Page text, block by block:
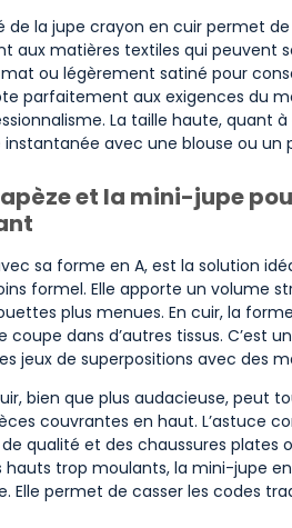
de la jupe crayon en cuir permet
aux matières textiles qui peuvent
mat ou légèrement satiné pour
parfaitement aux exigences du
La taille haute, quant
avec une blouse ou un
et la mini-jupe
sa forme en A, est la solution
formel. Elle apporte un volume
plus menues. En cuir, la
dans d’autres tissus. C’est
jeux de superpositions avec des
bien que plus audacieuse, peut
couvrantes en haut. L’astuce
qualité et des chaussures plates
hauts trop moulants, la mini-jupe
Elle permet de casser les codes